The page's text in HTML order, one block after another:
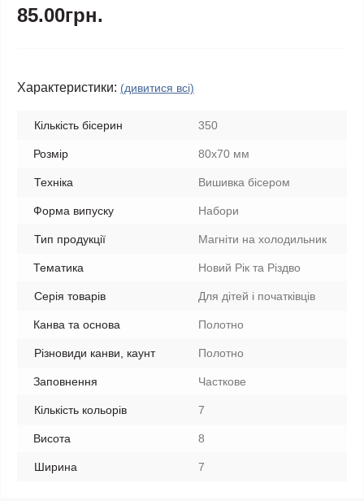
85.00грн.
Характеристики: (дивитися всі)
Кількість бісерин 350
Розмір 80х70 мм
Техніка Вишивка бісером
Форма випуску Набори
Тип продукції Магніти на холодильник
Тематика Новий Рік та Різдво
Серія товарів Для дітей і початківців
Канва та основа Полотно
Різновиди канви, каунт Полотно
Заповнення Часткове
Кількість кольорів 7
Висота 8
Ширина 7